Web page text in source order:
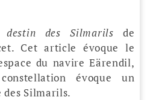
destin des Silmarils de
Cet article évoque le
du navire Eärendil,
évoque un
des Silmarils.